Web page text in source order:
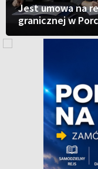
Jest umowa na
granicznej w